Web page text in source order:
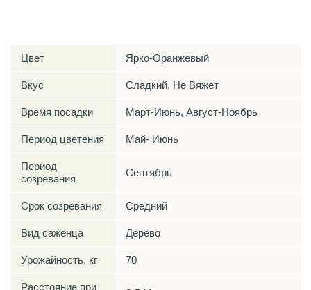
Цвет Ярко-Оранжевый
Вкус Сладкий, Не Вяжет
Время посадки Март-Июнь, Август-Ноябрь
Период цветения Май- Июнь
Период
созревания
Сентябрь
Срок созревания Средний
Вид саженца Дерево
Урожайность, кг 70
Расстояние при